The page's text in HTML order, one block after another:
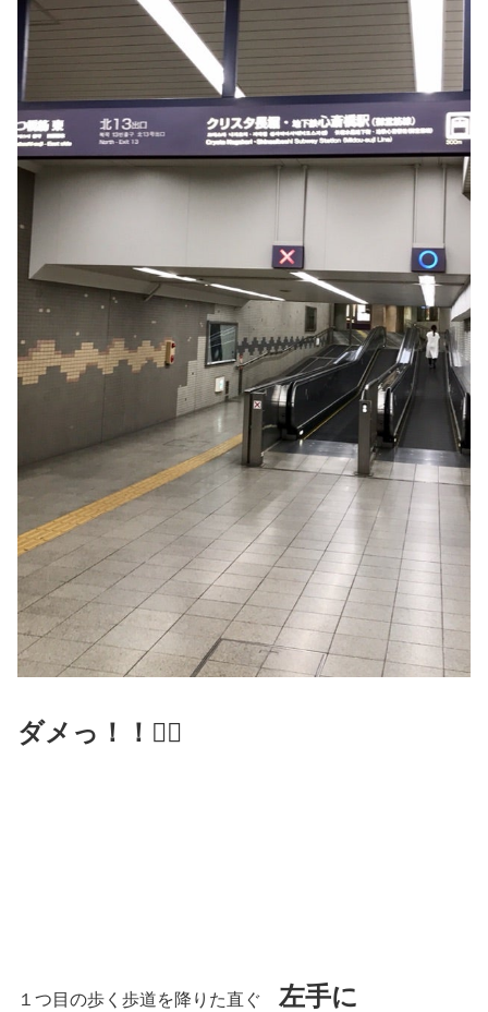
ダメっ！！🙅‍♂️
１つ目の歩く歩道を降りた直ぐ 左手に